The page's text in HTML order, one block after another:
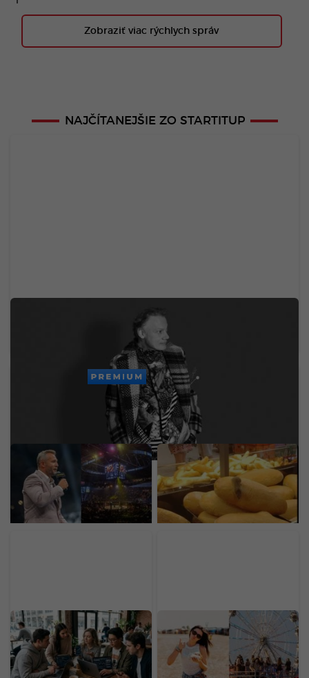
Zobraziť viac rýchlych správ
NAJČÍTANEJŠIE ZO STARTITUP
Zomrel svetoznámy hudobný velikán. Stál za
legendárnymi hitmi Madonny, U2 či Brintey
PREMIUM
Ondřej Novotný z
Oktagonu. Za McGregora
by dal aj 50 miliónov eur,
organizáciu by predal za
astronomickú sumu
Na bochníku chleba sa
objavila myš. Fotka z
predajne známeho
reťazca obletela internet
Dôchodok už v 20-ke:
Generácia Z odmieta
drieť do staroby, zavádza
nový trend
„Za 3 dni minieme aj 1
000 eur.“ Slováci
prezradili, aké sumy minú
na festivale
LOVESTREAM (ANKETA)